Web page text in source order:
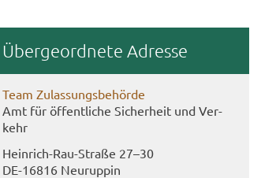
Über­ge­ord­ne­te Adres­se
Team Zu­las­sungs­be­hör­de
Amt für öf­fent­li­che Si­cher­heit und Ver­
kehr
Heinrich-​Rau-Straße 27–30
DE-​16816 Neu­rup­pin